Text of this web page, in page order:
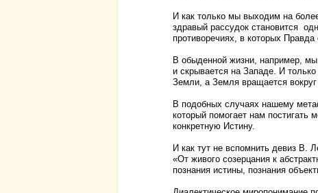
И как только мы выходим на
здравый рассудок становится
противоречиях, в которых Правда
В обыденной жизни, например,
и скрывается на Западе. И
Земли, а Земля вращается
В подобных случаях нашему
который помогает нам постигать
конкретную Истину.
И как тут не вспомнить девиз В.
«От живого созерцания к
познания истины, познания